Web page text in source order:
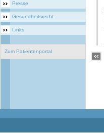
Presse
Gesundheitsrecht
Links
Zum Patientenportal